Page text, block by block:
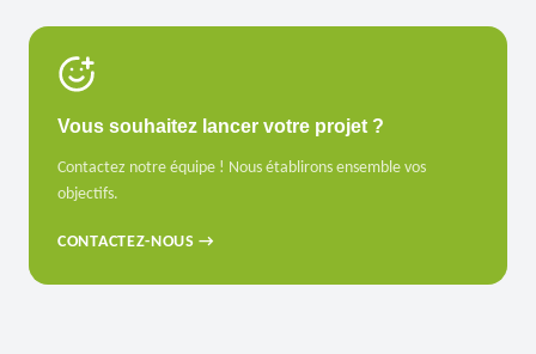
Vous souhaitez lancer votre projet ?
Contactez notre équipe ! Nous établirons ensemble vos
objectifs.
CONTACTEZ-NOUS →